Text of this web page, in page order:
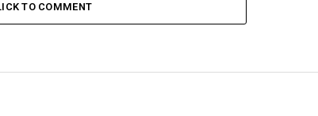
TO COMMENT